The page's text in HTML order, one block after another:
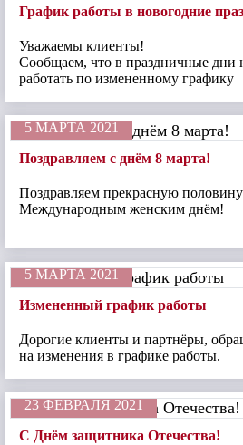
График работы в новогодние
Уважаемы клиенты!
Сообщаем, что в праздничные дни
работать по измененному графику
5 МАРТА 2021
Поздравляем с днём 8 марта!
Поздравляем прекрасную
Международным женским днём!
5 МАРТА 2021
Измененный график работы
Дорогие клиенты и партнёры,
на изменения в графике работы.
23 ФЕВРАЛЯ 2021
С Днём защитника Отечества!